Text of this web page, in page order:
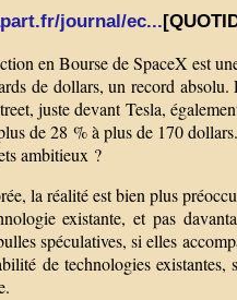
journal/ec...
en Bourse de SpaceX est
de dollars, un record
juste devant Tesla,
de 28 % à plus de 170
ambitieux ?
la réalité est bien plus
existante, et pas
spéculatives, si elles
de technologies